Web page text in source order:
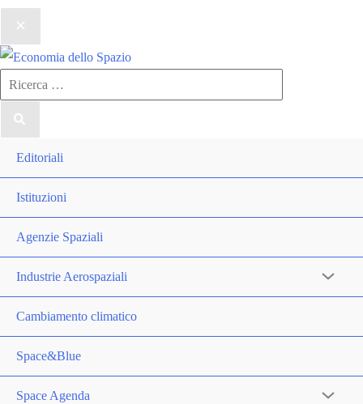
Ricerca
per:
Editoriali
Istituzioni
Agenzie Spaziali
Industrie Aerospaziali
Cambiamento climatico
Space&Blue
Space Agenda